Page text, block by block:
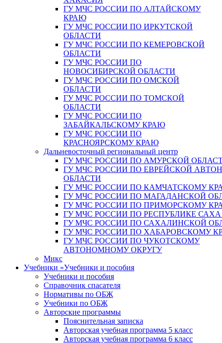
ГУ МЧС РОССИИ ПО АЛТАЙСКОМУ
КРАЮ
ГУ МЧС РОССИИ ПО ИРКУТСКОЙ
ОБЛАСТИ
ГУ МЧС РОССИИ ПО КЕМЕРОВСКОЙ
ОБЛАСТИ
ГУ МЧС РОССИИ ПО
НОВОСИБИРСКОЙ ОБЛАСТИ
ГУ МЧС РОССИИ ПО ОМСКОЙ
ОБЛАСТИ
ГУ МЧС РОССИИ ПО ТОМСКОЙ
ОБЛАСТИ
ГУ МЧС РОССИИ ПО
ЗАБАЙКАЛЬСКОМУ КРАЮ
ГУ МЧС РОССИИ ПО
КРАСНОЯРСКОМУ КРАЮ
Дальневосточный региональный центр
ГУ МЧС РОССИИ ПО АМУРСКОЙ
ГУ МЧС РОССИИ ПО ЕВРЕЙСКОЙ
ОБЛАСТИ
ГУ МЧС РОССИИ ПО КАМЧАТСКОМУ
ГУ МЧС РОССИИ ПО МАГАДАНСКОЙ
ГУ МЧС РОССИИ ПО ПРИМОРСКОМУ
ГУ МЧС РОССИИ ПО РЕСПУБЛИКЕ
ГУ МЧС РОССИИ ПО САХАЛИНСКОЙ
ГУ МЧС РОССИИ ПО ХАБАРОВСКОМУ
ГУ МЧС РОССИИ ПО ЧУКОТСКОМУ
АВТОНОМНОМУ ОКРУГУ
Микс
Учебники »Учебники и пособия
Учебники и пособия
Справочник спасателя
Нормативы по ОБЖ
Учебники по ОБЖ
Авторские программы
Пояснительная записка
Авторская учебная программа 5 класс
Авторская учебная программа 6 класс